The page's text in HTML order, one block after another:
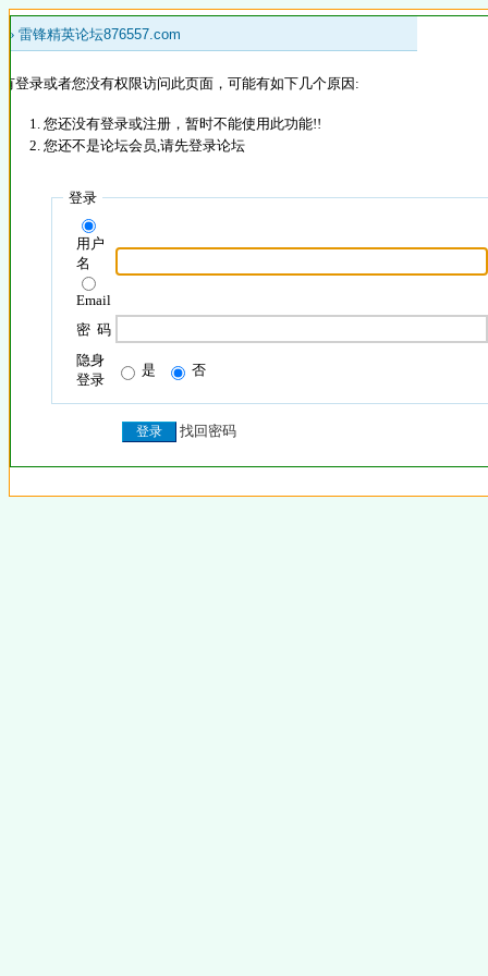
» 雷锋精英论坛876557.com
登录或者您没有权限访问此页面，可能有如下几个原因:
您还没有登录或注册，暂时不能使用此功能!!
您还不是论坛会员,请先登录论坛
登录
用户
名
Email
密 码
隐身
登录
是 否
找回密码